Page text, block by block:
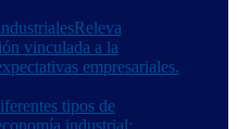
Releva
vinculada a la
empresariales.
tipos de